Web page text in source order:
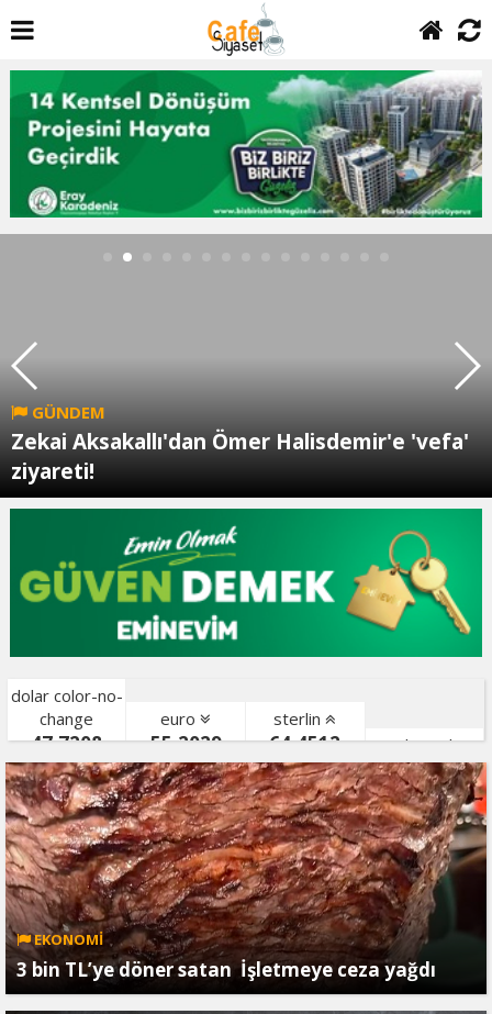
GÜNDEM
Zekai Aksakallı'dan Ömer Halisdemir'e 'vefa'
ziyareti!
dolar color-no-
change
47,7208
euro
55,2029
sterlin
64,4512
gr. altın color-
bist color-
EKONOMİ
3 bin TL’ye döner satan İşletmeye ceza yağdı